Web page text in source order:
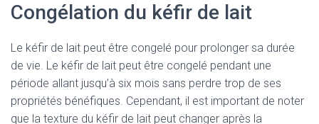
Congélation du kéfir de lait
Le kéfir de lait peut être congelé pour prolonger sa durée
de vie. Le kéfir de lait peut être congelé pendant une
période allant jusqu’à six mois sans perdre trop de ses
propriétés bénéfiques. Cependant, il est important de noter
que la texture du kéfir de lait peut changer après la